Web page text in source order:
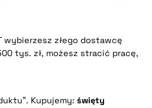
wybierzesz złego dostawcę
tys. zł, możesz stracić pracę,
Kupujemy: święty